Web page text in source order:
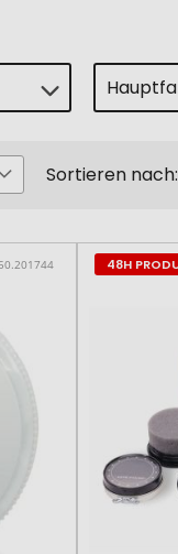
Sortieren nach:
48H